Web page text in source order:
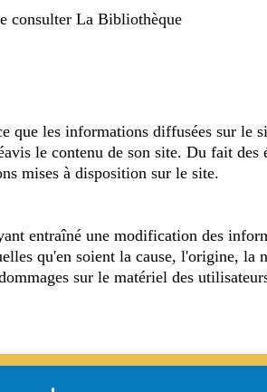
consulter La Bibliothèque
les informations diffusées sur le
le contenu de son site. Du fait
mises à disposition sur le site.
entraîné une modification des
qu'en soient la cause, l'origine, la
sur le matériel des